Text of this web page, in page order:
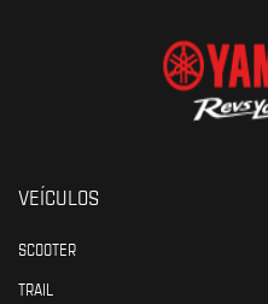
VEÍCULOS
SCOOTER
TRAIL